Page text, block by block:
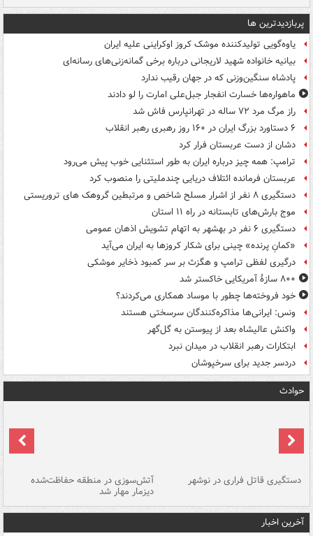
پربازدیدترین ها
یاوه‌گویی تولیدکننده موشک کروز اوکراینی علیه ایران
بیانیه خانواده شهید لاریجانی درباره برخی گمانه‌زنی‌های رسانه‌ای
پادشاه سنگین‌وزنی که در جهان رقیب ندارد
ماهواره‌ها خسارت انفجار جبل‌علی امارت را لو دادند
راز مرگ مرد ۷۲ ساله در تهرانپارس فاش شد
۶ دستاورد بزرگ ایران در ۱۶۰ روز رهبری رهبر انقلاب
دشان از دست عربستان فرار کرد
ترامپ: همه چیز درباره ایران به طور استثنایی خوب پیش می‌رود
عربستان فرمانده ائتلاف دریایی چندملیتی را منصوب کرد
دستگیری ۸ نفر از اشرار مسلح شاخص و مرتبطین گروهک های تروریستی
موج بارش‌های تابستانه در راه ۱۱ استان
دستگیری ۶ نفر در بهشهر به اتهام تشویش اذهان عمومی
«کمانِ پرنده» چینی برای شکار کروزها به ایران می‌آید
درگیری لفظی ترامپ و هگزث بر سر کمبود ذخایر موشکی
۸۰۰ سازۀ آمریکایی خاکستر شد
خود فروخته‌ها چطور با موساد همکاری می‌کردند؟
ونس: ایرانی‌ها مذاکره‌کنندگان سرسختی هستند
واکنش عالیشاه بعد از پیوستن به گل‌گهر
ابتکارات رهبر انقلاب در میدان نبرد
دردسر جدید برای سرخپوشان
حوادث
دستگیری قاتل فراری در نوشهر آتش‌سوزی در منطقه حفاظت‌شده
دیزمار مهار شد
آخرین اخبار